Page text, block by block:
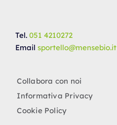
Tel. 051 4210272
Email sportello@mensebio.it
Collabora con noi
Informativa Privacy
Cookie Policy